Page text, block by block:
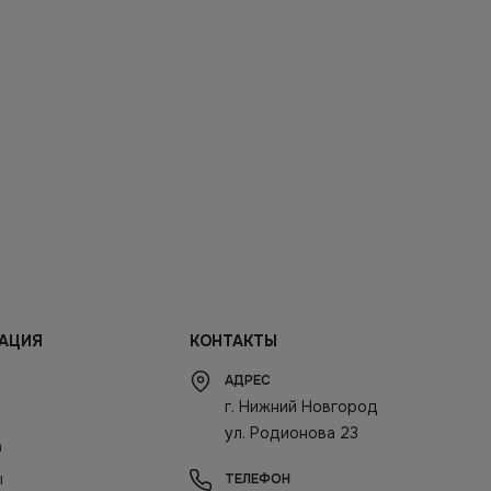
КОНТАКТЫ
АДРЕС
г. Нижний Новгород
ул. Родионова 23
ТЕЛЕФОН